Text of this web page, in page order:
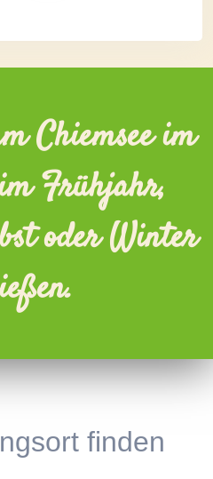
Chiemsee im
Frühjahr,
oder Winter
finden